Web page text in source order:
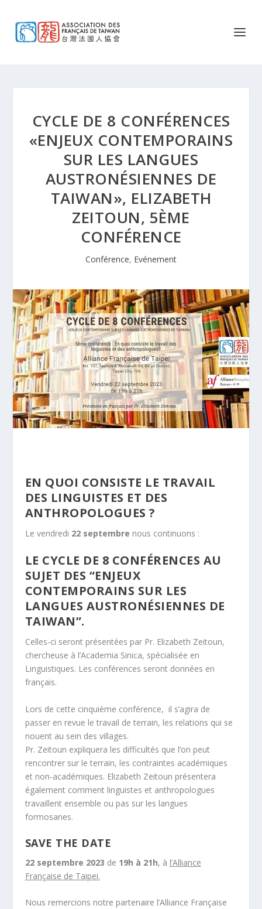
CYCLE DE 8 CONFÉRENCES
«ENJEUX CONTEMPORAINS
SUR LES LANGUES
AUSTRONÉSIENNES DE
TAIWAN», ELIZABETH
ZEITOUN, 5ÈME
CONFÉRENCE
Conférence, Evénement
EN QUOI CONSISTE LE TRAVAIL
DES LINGUISTES ET DES
ANTHROPOLOGUES ?
Le vendredi 22 septembre nous continuons :
LE CYCLE DE 8 CONFÉRENCES AU
SUJET DES “ENJEUX
CONTEMPORAINS SUR LES
LANGUES AUSTRONÉSIENNES DE
TAIWAN”.
Celles-ci seront présentées par Pr. Elizabeth Zeitoun,
chercheuse à l’Academia Sinica, spécialisée en
Linguistiques. Les conférences seront données en
français.
Lors de cette cinquième conférence, il s’agira de
passer en revue le travail de terrain, les relations qui se
nouent au sein des villages.
Pr. Zeitoun expliquera les difficultés que l’on peut
rencontrer sur le terrain, les contraintes académiques
et non-académiques. Elizabeth Zeitoun présentera
également comment linguistes et anthropologues
travaillent ensemble ou pas sur les langues
formosanes.
SAVE THE DATE
22 septembre 2023 de 19h à 21h, à l’Alliance
Française de Taipei.
Nous remercions notre partenaire l’Alliance Française